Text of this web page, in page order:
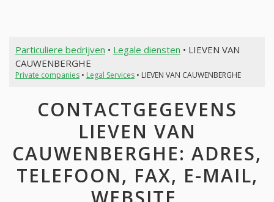
Particuliere bedrijven • Legale diensten • LIEVEN VAN
CAUWENBERGHE
Private companies• Legal Services• LIEVEN VAN CAUWENBERGHE
CONTACTGEGEVENS
LIEVEN VAN
CAUWENBERGHE: ADRES,
TELEFOON, FAX, E-MAIL,